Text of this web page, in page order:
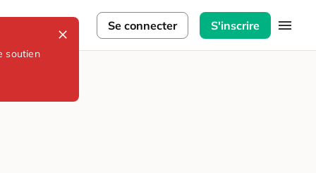
soutien
Se connecter S'inscrire